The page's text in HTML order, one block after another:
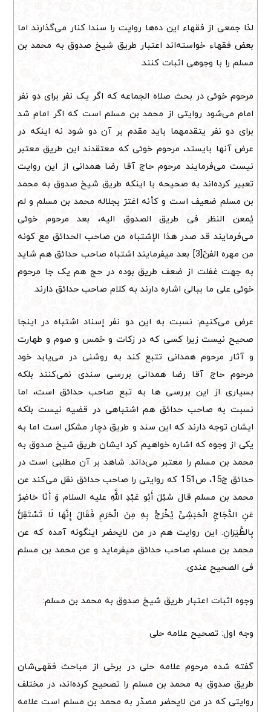
لذا جمعی از فقهاء این ده‌ها روایت را سندا کنار می‌گذارند اما
بعض فقهاء خواسته‌اند اعتبار طریق شیخ صدوق به محمد بن
مسلم را با وجوهی اثبات کنند.
مرحوم خوئی در بحث صلاه الجماعه که اگر یک نفر برای دو نفر
امام می‌شود روایتی از محمد بن مسلم است که اگر امام شد
برای دو نفر یتقدمهما باید مقدم بر آن دو شود نه اینکه در
عرض آنها بایستد، مرحوم خوئی که معتقدند این طریق معتبر
نیست می‌فرمایند مرحوم حاج آقا رضا همدانی از این روایت
تعبیر کرده‌اند به صحیحه با اینکه طریق شیخ صدوق به محمد
بن مسلم ضعیف است و کأنه اغترّ بجلاله محمد بن مسلم و لم
یُمعن النظر فی طریق الصدوق الیه، بعد مرحوم خوئی
می‌فرمایند قد صدر هذا الإشتباه من صاحب الحدائق مع کونه
من مهره الفنّ[3] بعد میفرمایند اشتباه صاحب حدائق هم شاید
به جهت غفلت از ضعف طریق بوده در حج هم یک جا مرحوم
خوئی علی ما ببالی اشاره دارند به کلام صاحب حدائق دارند.
عرض می‌کنیم: نسبت به این دو نفر إسناد اشتباه در اینجا
صحیح نیست زیرا کسی که در زکات و خمس و صوم و طهارت
و آثار مرحوم همدانی تتبع کند به روشنی در می‌یابد خود
مرحوم حاج آقا رضا همدانی بررسی سندی نمی‌کنند بلکه
بسیاری از این بررسی ها به تبع صاحب حدائق است، اما
نسبت به صاحب حدائق هم اشتباهی در قضیه نیست بلکه
ایشان توجه دارند که این سند و طریق دچار مشکل است اما به
یکی از وجوه که اشاره خواهیم کرد ایشان طریق شیخ صدوق به
محمد بن مسلم را معتبر می‌داند. شاهد بر آن مطلبی است در
حدائق ج15، ص151 که روایتی را صاحب حدائق نقل می‌کند عن
محمد بن مسلم قال سُئِلَ أَبُو عَبْدِ اللَّهِ علیه السلام وَ أَنَا حَاضِرٌ
عَنِ الدَّجَاجِ الْحَبَشِیِّ یُخْرَجُ بِهِ مِنَ الْحَرَمِ فَقَالَ إِنَّهَا لَا تَسْتَقِلُّ
بِالطَّیَرَانِ. این روایت هم در من لایحضر اینگونه آمده که عن
محمد بن مسلم، صاحب حدائق میفرماید و عن محمد بن مسلم
فی الصحیح عندی.
وجوه اثبات اعتبار طریق شیخ صدوق به محمد بن مسلم:
وجه اول: تصحیح علامه حلی
گفته شده مرحوم علامه حلی در برخی از مباحث فقهی‌شان
طریق صدوق به محمد بن مسلم را تصحیح کرده‌اند، در مختلف
روایتی که در من لایحضر مصدّر به محمد بن مسلم است علامه